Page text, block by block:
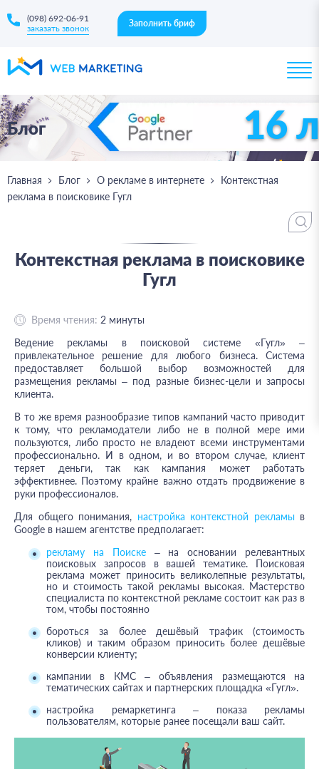
(098) 692-06-91
заказать звонок
Заполнить бриф
Блог 16
Главная Блог О рекламе в интернете
Контекстная
реклама в поисковике Гугл
Контекстная реклама в поисковике
Гугл
Время чтения: 2 минуты
Ведение рекламы в поисковой системе «Гугл» –
привлекательное решение для любого бизнеса. Система
предоставляет большой выбор возможностей для
размещения рекламы – под разные бизнес-цели и запросы
клиента.
В то же время разнообразие типов кампаний часто приводит
к тому, что рекламодатели либо не в полной мере ими
пользуются, либо просто не владеют всеми инструментами
профессионально. И в одном, и во втором случае, клиент
теряет деньги, так как кампания может работать
эффективнее. Поэтому крайне важно отдать продвижение в
руки профессионалов.
Для общего понимания, настройка контекстной рекламыв
Google в нашем агентстве предполагает:
рекламу на Поиске– на основании релевантных
поисковых запросов в вашей тематике. Поисковая
реклама может приносить великолепные результаты,
но и стоимость такой рекламы высокая. Мастерство
специалиста по контекстной рекламе состоит как раз в
том, чтобы постоянно
бороться за более дешёвый трафик (стоимость
кликов) и таким образом приносить более дешёвые
конверсии клиенту;
кампании в КМС – объявления размещаются на
тематических сайтах и партнерских площадка «Гугл».
настройка ремаркетинга – показа рекламы
пользователям, которые ранее посещали ваш сайт.